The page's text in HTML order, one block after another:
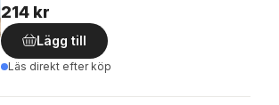
214 kr
Lägg till
Läs direkt efter köp